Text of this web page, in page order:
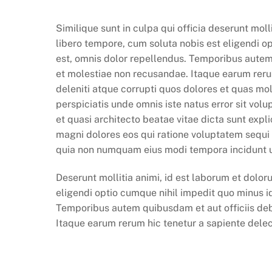
Similique sunt in culpa qui officia deserunt
libero tempore, cum soluta nobis est eligendi
est, omnis dolor repellendus. Temporibus
et molestiae non recusandae. Itaque earum
deleniti atque corrupti quos dolores et quas
perspiciatis unde omnis iste natus error sit
et quasi architecto beatae vitae dicta sunt
magni dolores eos qui ratione voluptatem
quia non numquam eius modi tempora
Deserunt mollitia animi, id est laborum et
eligendi optio cumque nihil impedit quo minus
Temporibus autem quibusdam et aut officiis
Itaque earum rerum hic tenetur a sapiente